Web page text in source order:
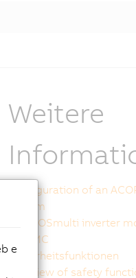
Weitere
Configuration of an
system
ACOPOSmulti inverter
SafeMC
Sicherheitsfunktionen
Overview of safety
e